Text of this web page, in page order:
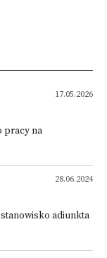
17.05.2026
pracy na
28.06.2024
adiunkta